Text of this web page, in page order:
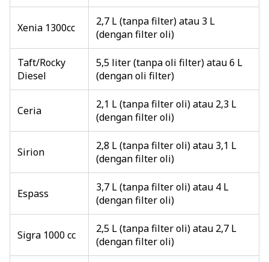
Xenia 1300cc
2,7 L (tanpa filter) atau 3 L
(dengan filter oli)
Taft/Rocky
Diesel
5,5 liter (tanpa oli filter) atau 6 L
(dengan oli filter)
Ceria
2,1 L (tanpa filter oli) atau 2,3 L
(dengan filter oli)
Sirion
2,8 L (tanpa filter oli) atau 3,1 L
(dengan filter oli)
Espass
3,7 L (tanpa filter oli) atau 4 L
(dengan filter oli)
Sigra 1000 cc
2,5 L (tanpa filter oli) atau 2,7 L
(dengan filter oli)